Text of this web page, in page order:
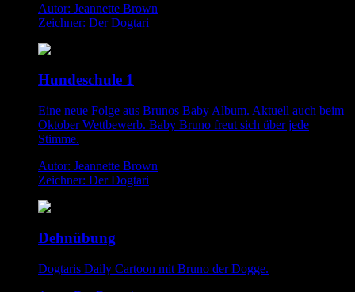
Autor: Jeannette Brown
Zeichner: Der Dogtari
Hundeschule 1
Eine neue Folge aus Brunos Baby Album. Aktuell auch beim
Oktober Wettbewerb. Baby Bruno freut sich über jede
Stimme.
Autor: Jeannette Brown
Zeichner: Der Dogtari
Dehnübung
Dogtaris Daily Cartoon mit Bruno der Dogge.